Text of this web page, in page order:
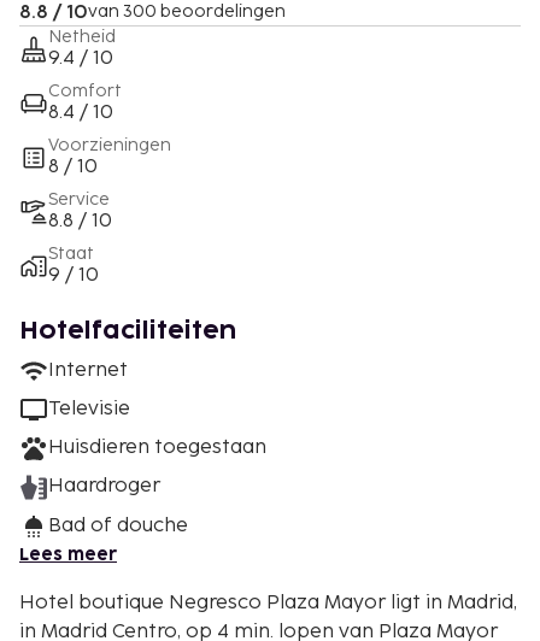
8.8 / 10van 300 beoordelingen
Netheid
9.4 / 10
Comfort
8.4 / 10
Voorzieningen
8 / 10
Service
8.8 / 10
Staat
9 / 10
Hotelfaciliteiten
Internet
Televisie
Huisdieren toegestaan
Haardroger
Bad of douche
Lees meer
Hotel boutique Negresco Plaza Mayor ligt in Madrid,
in Madrid Centro, op 4 min. lopen van Plaza Mayor